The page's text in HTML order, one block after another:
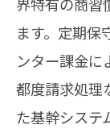
ます。定期保
ンター課金に
都度請求処理
た基幹システ